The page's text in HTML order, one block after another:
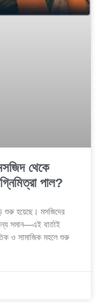
থেকে
পাল?
শুরু হয়েছে। মসজিদের
সমান—এই বার্তাই
ও সামাজিক মহলে শুরু